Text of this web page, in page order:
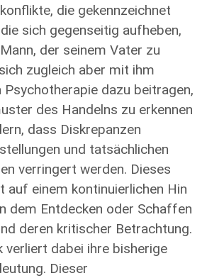
die gekennzeichnet
sich gegenseitig aufheben,
der seinem Vater zu
zugleich aber mit ihm
dazu beitragen,
des Handelns zu erkennen
dass Diskrepanzen
und tatsächlichen
verringert werden. Dieses
auf einem kontinuierlichen Hin
dem Entdecken oder Schaffen
deren kritischer Betrachtung.
verliert dabei ihre bisherige
Dieser